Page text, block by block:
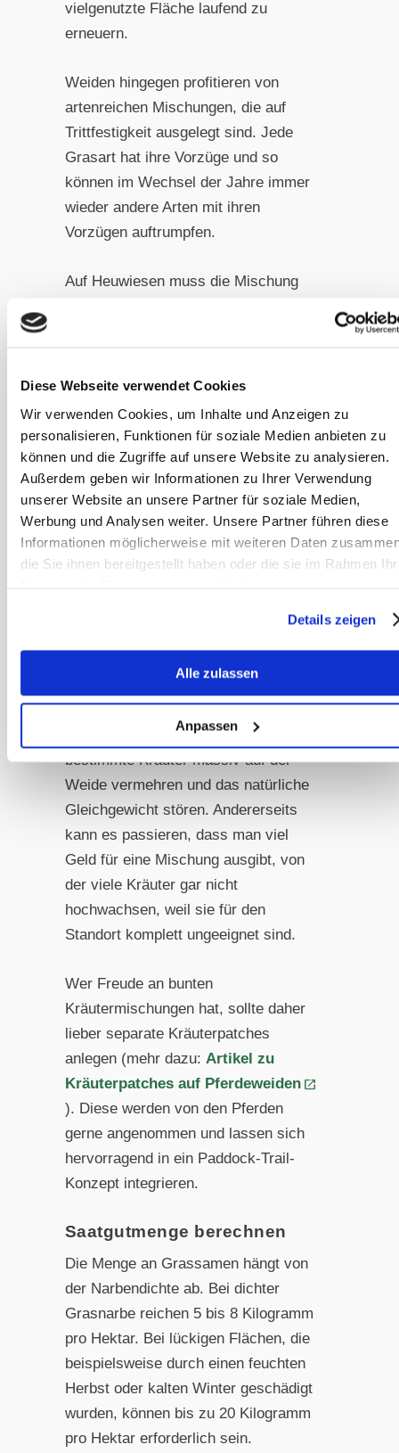
Diese Webseite verwendet Cookies
Wir verwenden Cookies, um Inhalte und Anzeigen zu
personalisieren, Funktionen für soziale Medien anbieten zu
können und die Zugriffe auf unsere Website zu analysieren.
Außerdem geben wir Informationen zu Ihrer Verwendung
unserer Website an unsere Partner für soziale Medien,
Werbung und Analysen weiter. Unsere Partner führen diese
Informationen möglicherweise mit weiteren Daten
die Sie ihnen bereitgestellt haben oder die sie im Rahmen
Details zeigen
Alle zulassen
Anpassen
vielgenutzte Fläche laufend zu
erneuern.
Weiden hingegen profitieren von
artenreichen Mischungen, die auf
Trittfestigkeit ausgelegt sind. Jede
Grasart hat ihre Vorzüge und so
können im Wechsel der Jahre immer
wieder andere Arten mit ihren
Vorzügen auftrumpfen.
Auf Heuwiesen muss die Mischung
eingesetzt werden. Die Erfahrung der
vergangenen Jahre haben gezeigt,
dass Untergräser dafür sorgen, dass
starker Regen nicht gleich auf den
Boden prallt und so für eine
Spritzverschmutzung am Gras sorgt.
Kräuterbeimischungen
Grassaatgut kann verzichtet werden.
kann es vorkommen, dass die gezielte
Beimischung dazu führt, dass sich
bestimmte Kräuter massiv auf der
Weide vermehren und das natürliche
Gleichgewicht stören. Andererseits
kann es passieren, dass man viel
Geld für eine Mischung ausgibt, von
der viele Kräuter gar nicht
hochwachsen, weil sie für den
Standort komplett ungeeignet sind.
Wer Freude an bunten
Kräutermischungen hat, sollte daher
lieber separate Kräuterpatches
anlegen (mehr dazu: Artikel zu
Kräuterpatches auf Pferdeweiden
). Diese werden von den Pferden
gerne angenommen und lassen sich
hervorragend in ein Paddock-Trail-
Konzept integrieren.
Saatgutmenge berechnen
Die Menge an Grassamen hängt von
der Narbendichte ab. Bei dichter
Grasnarbe reichen 5 bis 8 Kilogramm
pro Hektar. Bei lückigen Flächen, die
beispielsweise durch einen feuchten
Herbst oder kalten Winter geschädigt
wurden, können bis zu 20 Kilogramm
pro Hektar erforderlich sein.